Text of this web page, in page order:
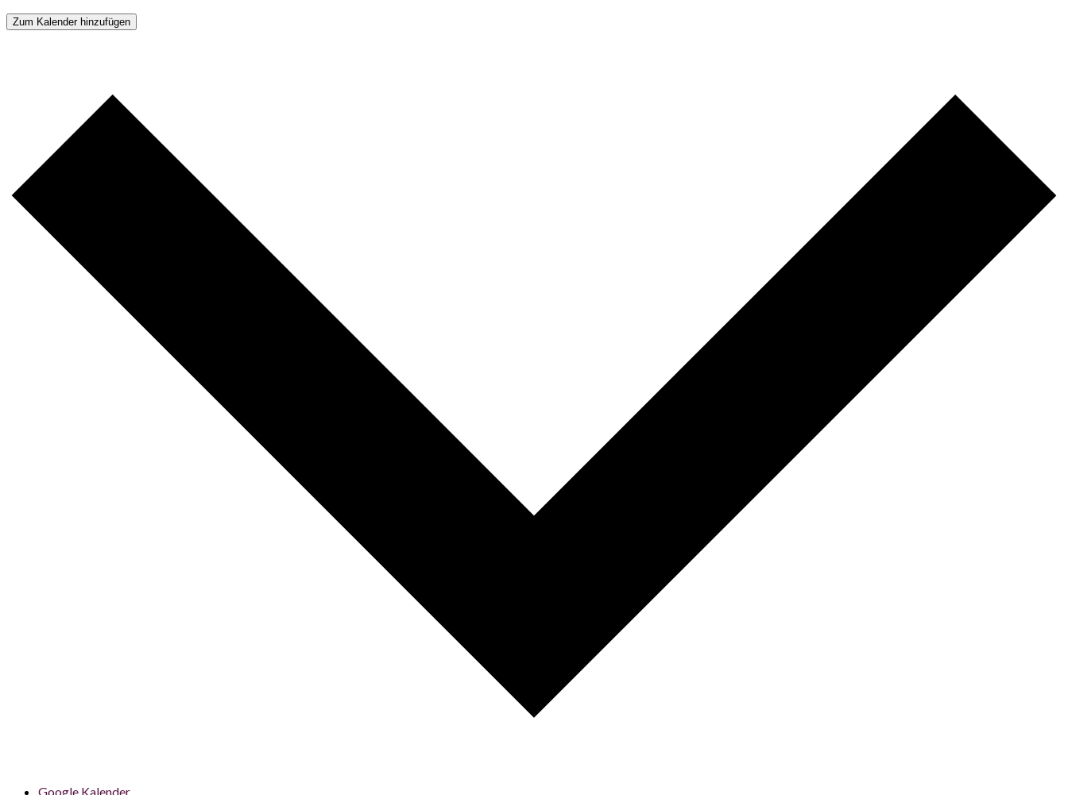
Zum Kalender hinzufügen
Google Kalender